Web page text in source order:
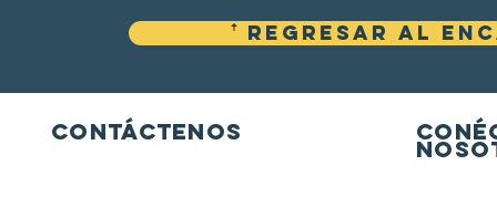
Contáctenos
ꜛ Regresar al